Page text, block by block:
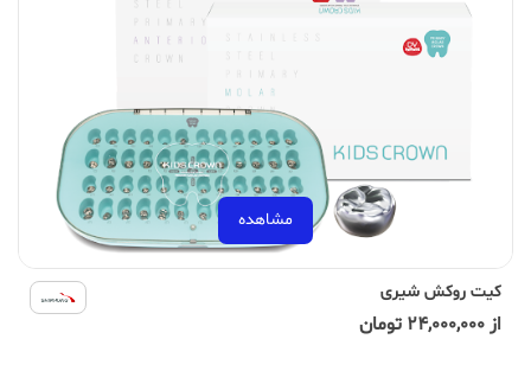
مشاهده
کیت روکش شیری
از 24,000,000 تومان